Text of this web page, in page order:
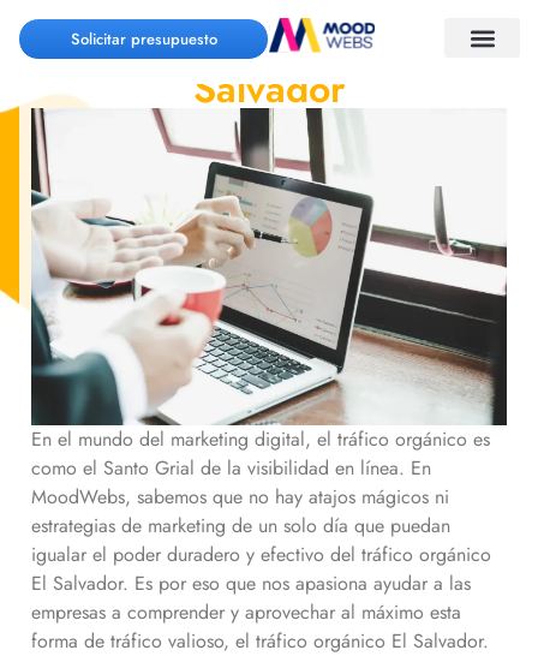
Solicitar presupuesto
Tráfico Orgánico El
Salvador
En el mundo del marketing digital, el tráfico orgánico es
como el Santo Grial de la visibilidad en línea. En
MoodWebs, sabemos que no hay atajos mágicos ni
estrategias de marketing de un solo día que puedan
igualar el poder duradero y efectivo del tráfico orgánico
El Salvador. Es por eso que nos apasiona ayudar a las
empresas a comprender y aprovechar al máximo esta
forma de tráfico valioso, el tráfico orgánico El Salvador.